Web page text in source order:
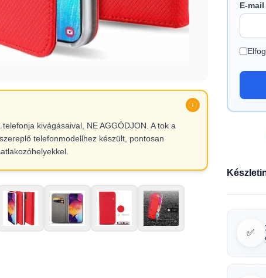
kivágásaival, NE AGGÓDJON. A tok a
telefonmodellhez készült, pontosan
E-
✅